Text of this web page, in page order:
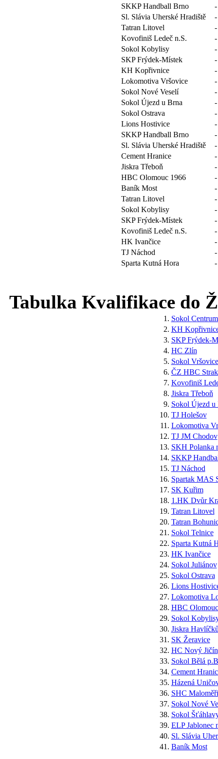
SKKP Handball Brno
Sl. Slávia Uherské Hradiště
Tatran Litovel
Kovofiniš Ledeč n.S.
Sokol Kobylisy
SKP Frýdek-Místek
KH Kopřivnice
Lokomotiva Vršovice
Sokol Nové Veselí
Sokol Újezd u Brna
Sokol Ostrava
Lions Hostivice
SKKP Handball Brno
Sl. Slávia Uherské Hradiště
Cement Hranice
Jiskra Třeboň
HBC Olomouc 1966
Baník Most
Tatran Litovel
Sokol Kobylisy
SKP Frýdek-Místek
Kovofiniš Ledeč n.S.
HK Ivančice
TJ Náchod
Sparta Kutná Hora
Tabulka Kvalifikace do
1. Sokol
2. KH
3. SKP Frýdek-
4. HC Zlín
5. Sokol Vršovice
6. ČZ HBC
7. Kovofiniš
8. Jiskra Třeboň
9. Sokol Újezd u
10. TJ Holešov
11. Lokomotiva
12. TJ JM Chodov
13. SKH Polanka
14. SKKP
15. TJ Náchod
16. Spartak MAS
17. SK Kuřim
18. 1.HK Dvůr
19. Tatran Litovel
20. Tatran
21. Sokol Telnice
22. Sparta Kutná
23. HK Ivančice
24. Sokol Juliánov
25. Sokol Ostrava
26. Lions
27. Lokomotiva
28. HBC
29. Sokol
30. Jiskra
31. SK Žeravice
32. HC Nový Jičín
33. Sokol Bělá
34. Cement
35. Házená
36. SHC
37. Sokol Nové
38. Sokol
39. ELP Jablonec
40. Sl. Slávia
41. Baník Most